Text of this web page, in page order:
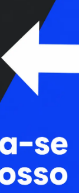
Colunas
Dica